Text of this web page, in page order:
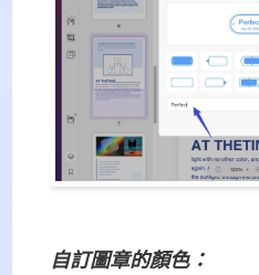
自訂圖章的顏色：